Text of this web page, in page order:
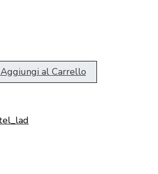
Aggiungi al Carrello